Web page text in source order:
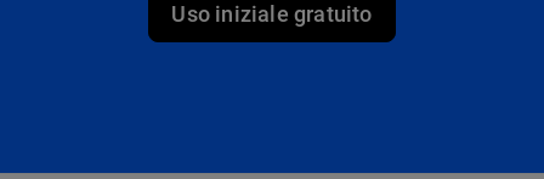
Uso iniziale gratuito